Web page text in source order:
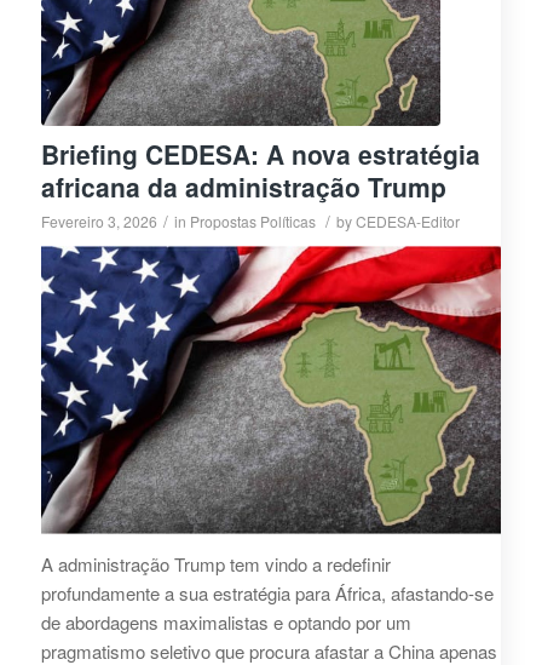
Briefing CEDESA: A nova estratégia
africana da administração Trump
Fevereiro 3, 2026 / in Propostas Políticas / byCEDESA-Editor
A administração Trump tem vindo a redefinir
profundamente a sua estratégia para África, afastando‑se
de abordagens maximalistas e optando por um
pragmatismo seletivo que procura afastar a China apenas